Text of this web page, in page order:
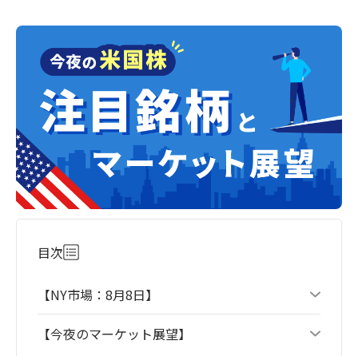
目次
【NY市場：8月8日】
【今夜のマーケット展望】